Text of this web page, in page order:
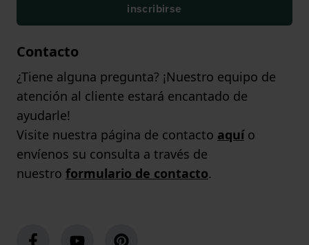
inscribirse
Contacto
¿Tiene alguna pregunta? ¡Nuestro equipo de
atención al cliente estará encantado de
ayudarle!
Visite nuestra página de contacto aquío
envíenos su consulta a través de
nuestro formulario de contacto.